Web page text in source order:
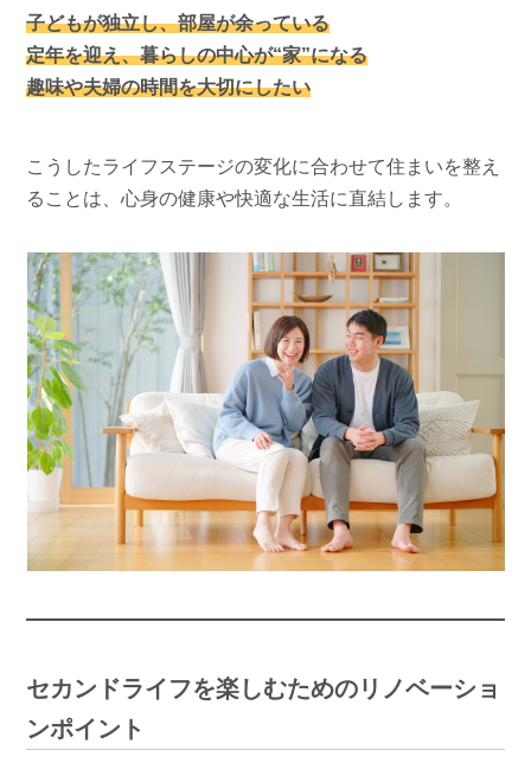
子どもが独立し、部屋が余っている
定年を迎え、暮らしの中心が“家”になる
趣味や夫婦の時間を大切にしたい
こうしたライフステージの変化に合わせて住まいを整え
ることは、心身の健康や快適な生活に直結します。
セカンドライフを楽しむためのリノベーショ
ンポイント